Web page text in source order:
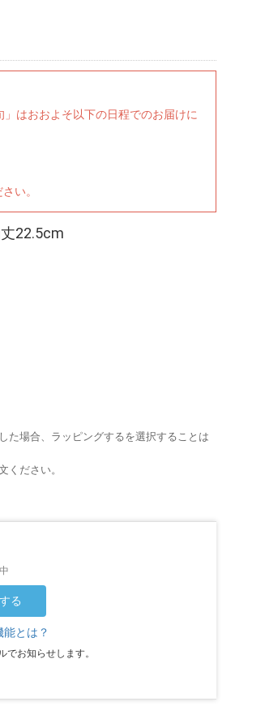
はおおよそ以下の日程でのお届けに
い。
22.5cm
た場合、ラッピングするを選択することは
ください。
る
能とは？
でお知らせします。